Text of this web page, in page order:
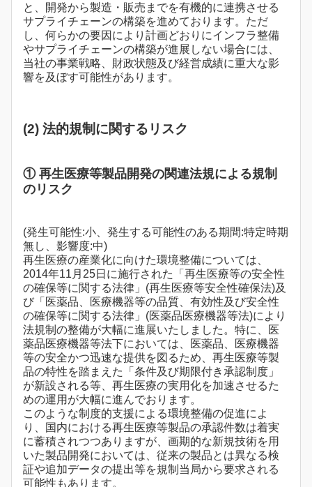
と、開発から製造・販売までを有機的に連携させる
サプライチェーンの構築を進めております。ただ
し、何らかの要因により計画どおりにインフラ整備
やサプライチェーンの構築が進展しない場合には、
当社の事業戦略、財政状態及び経営成績に重大な影
響を及ぼす可能性があります。
(2) 法的規制に関するリスク
① 再生医療等製品開発の関連法規による規制
のリスク
(発生可能性:小、発生する可能性のある期間:特定時期
無し、影響度:中)
再生医療の産業化に向けた環境整備については、
2014年11月25日に施行された「再生医療等の安全性
の確保等に関する法律」(再生医療等安全性確保法)及
び「医薬品、医療機器等の品質、有効性及び安全性
の確保等に関する法律」(医薬品医療機器等法)により
法規制の整備が大幅に進展いたしました。特に、医
薬品医療機器等法下においては、医薬品、医療機器
等の安全かつ迅速な提供を図るため、再生医療等製
品の特性を踏まえた「条件及び期限付き承認制度」
が新設される等、再生医療の実用化を加速させるた
めの運用が大幅に進んでおります。
このような制度的支援による環境整備の促進によ
り、国内における再生医療等製品の承認件数は着実
に蓄積されつつありますが、画期的な新規技術を用
いた製品開発においては、従来の製品とは異なる検
証や追加データの提出等を規制当局から要求される
可能性もあります。